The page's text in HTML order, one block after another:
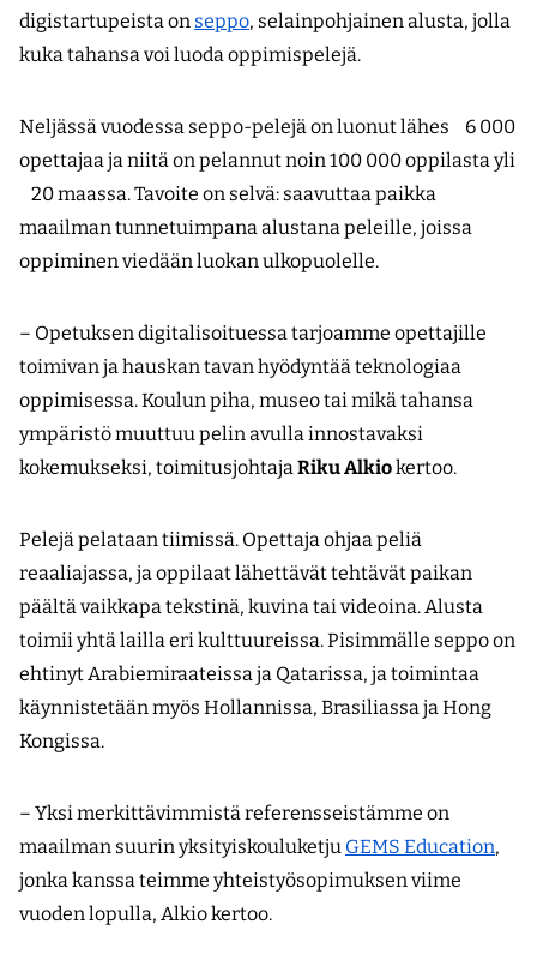
digistart­upeista on seppo, selainpohjainen alusta, jolla
kuka tahansa voi luoda oppimispelejä.
Neljässä vuodessa seppo-pelejä on luonut lähes ­­ 6 000
opettajaa ja niitä on pelannut noin 100 000 oppilasta yli
20 maassa. Tavoite on selvä: saavuttaa paikka
maailman tunnetuimpana alustana peleille, joissa
oppiminen viedään luokan ulkopuolelle.
– Opetuksen digitalisoituessa tarjoamme opettajille
toimivan ja hauskan tavan hyödyntää teknologiaa
oppimisessa. Koulun piha, museo tai mikä tahansa
ympäristö muuttuu pelin avulla innostavaksi
kokemukseksi, toimitusjohtaja Riku Alkiokertoo.
Pelejä pelataan tiimissä. Opettaja ohjaa peliä
reaaliajassa, ja oppilaat lähettävät tehtävät paikan
päältä vaikkapa tekstinä, kuvina tai videoina. Alusta
toimii yhtä lailla eri kulttuureissa. Pisimmälle seppo on
ehtinyt Arabiemiraateissa ja Qatarissa, ja toimintaa
käynnistetään myös Hollannissa, Brasiliassa ja Hong
Kongissa.
– Yksi merkittävimmistä referensseistämme on
maailman suurin yksityiskouluketju GEMS Education,
jonka kanssa teimme yhteistyösopimuksen viime
vuoden lopulla, Alkio kertoo.